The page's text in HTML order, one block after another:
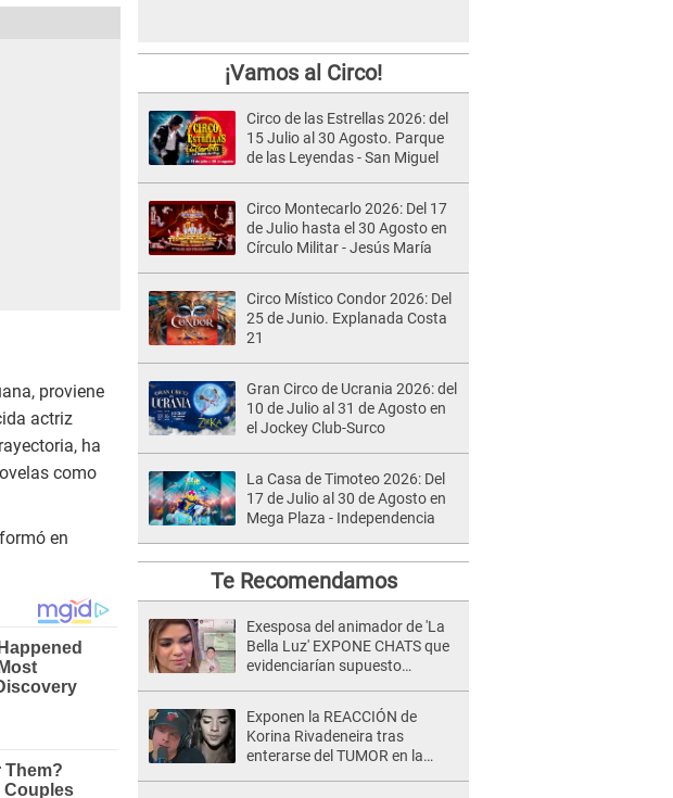
proviene
actriz
ha
como
en
¡Vamos al Circo!
Circo de las Estrellas 2026: del
15 Julio al 30 Agosto. Parque
de las Leyendas - San Miguel
Circo Montecarlo 2026: Del 17
de Julio hasta el 30 Agosto en
Círculo Militar - Jesús María
Circo Místico Condor 2026: Del
25 de Junio. Explanada Costa
21
Gran Circo de Ucrania 2026: del
10 de Julio al 31 de Agosto en
el Jockey Club-Surco
La Casa de Timoteo 2026: Del
17 de Julio al 30 de Agosto en
Mega Plaza - Independencia
Te Recomendamos
Exesposa del animador de 'La
Bella Luz' EXPONE CHATS que
evidenciarían supuesto
Saldaña, pese a tener pareja
Exponen la REACCIÓN de
Korina Rivadeneira tras
enterarse del TUMOR en la